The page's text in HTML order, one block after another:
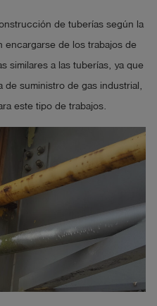
de tuberías según la
encargarse de los trabajos de
similares a las tuberías, ya que
suministro de gas industrial,
este tipo de trabajos.